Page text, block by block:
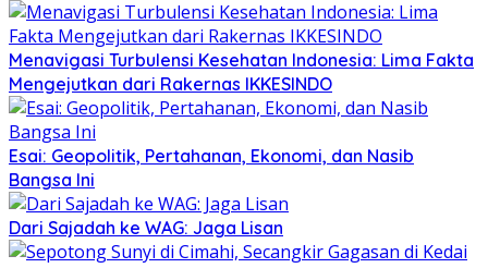
Menavigasi Turbulensi Kesehatan Indonesia: Lima Fakta
Mengejutkan dari Rakernas IKKESINDO
Esai: Geopolitik, Pertahanan, Ekonomi, dan Nasib
Bangsa Ini
Dari Sajadah ke WAG: Jaga Lisan